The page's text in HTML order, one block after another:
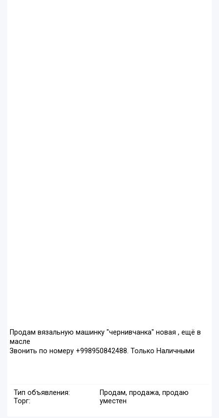
Продам вязальную машинку "чернивчанка" новая , ещё в
масле
Звонить по номеру +998950842488. Только Наличными
Тип объявления:
Продам, продажа, продаю
Торг:
уместен